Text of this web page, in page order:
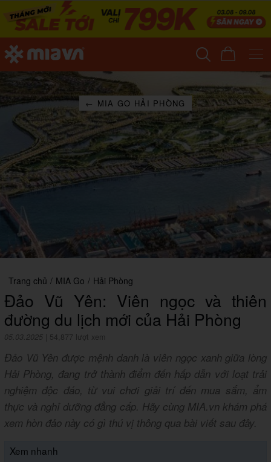
← MIA GO HẢI PHÒNG
Trang chủ / MIA Go / Hải Phòng
Đảo Vũ Yên: Viên ngọc và thiên
đường du lịch mới của Hải Phòng
05.03.2025 54,877 lượt xem
Đảo Vũ Yên được mệnh danh là viên ngọc xanh giữa lòng
Hải Phòng, đang trở thành điểm đến hấp dẫn với loạt trải
nghiệm độc đáo, từ vui chơi giải trí đến mua sắm, ẩm
thực và nghỉ dưỡng đẳng cấp. Hãy cùng MIA.vn khám phá
xem hòn đảo này có gì thú vị thông qua bài viết sau đây.
Xem nhanh